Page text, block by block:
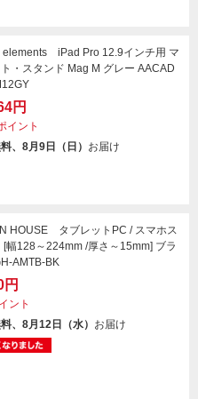
elements iPad Pro 12.9インチ用 マ
・スタンド Mag M グレー AACAD
円
イント
、8月9日（日） お届け
HOUSE タブレットPC / スマホス
[幅128～224mm /厚さ～15mm] ブラ
AMTB-BK
円
ント
、8月12日（水） お届け